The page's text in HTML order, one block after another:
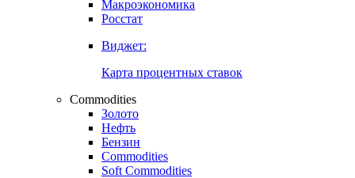
Макроэкономика
Росстат
Виджет:
Карта процентных ставок
Commodities
Золото
Нефть
Бензин
Commodities
Soft Commodities